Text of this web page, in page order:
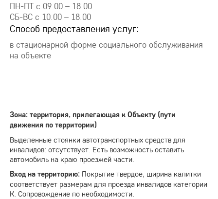
ПН-ПТ с 09.00 – 18.00
СБ-ВС с 10.00 – 18.00
Способ предоставления услуг:
в стационарной форме социального обслуживания
на объекте
Зона: территория, прилегающая к Объекту (пути
движения по территории)
Выделенные стоянки автотранспортных средств для
инвалидов: отсутствует. Есть возможность оставить
автомобиль на краю проезжей части.
Вход на территорию: Покрытие твердое, ширина калитки
соответствует размерам для проезда инвалидов категории
К. Сопровождение по необходимости.